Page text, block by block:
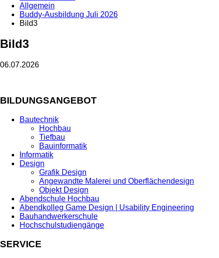
Allgemein
Buddy-Ausbildung Juli 2026
Bild3
Bild3
06.07.2026
BILDUNGSANGEBOT
Bautechnik
Hochbau
Tiefbau
Bauinformatik
Informatik
Design
Grafik Design
Angewandte Malerei und Oberflächendesign
Objekt Design
Abendschule Hochbau
Abendkolleg Game Design | Usability Engineering
Bauhandwerkerschule
Hochschulstudiengänge
SERVICE